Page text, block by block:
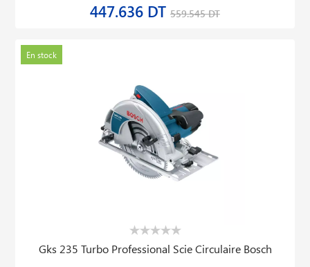
447.636 DT 559.545 DT
En stock
Gks 235 Turbo Professional Scie Circulaire Bosch